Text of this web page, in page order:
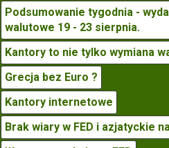
Podsumowanie tygodnia -
walutowe 19 - 23 sierpnia.
Kantory to nie tylko wymiana
Grecja bez Euro ?
Kantory internetowe
Brak wiary w FED i azjatyckie